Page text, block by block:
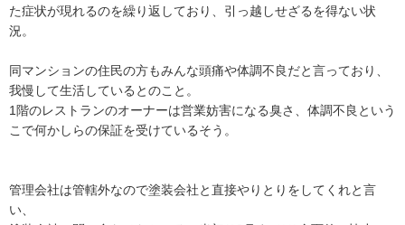
た症状が現れるのを繰り返しており、引っ越しせざるを得ない状
況。
同マンションの住民の方もみんな頭痛や体調不良だと言っており、
我慢して生活しているとのこと。
1階のレストランのオーナーは営業妨害になる臭さ、体調不良という
こで何かしらの保証を受けているそう。
管理会社は管轄外なので塗装会社と直接やりとりをしてくれと言
い、